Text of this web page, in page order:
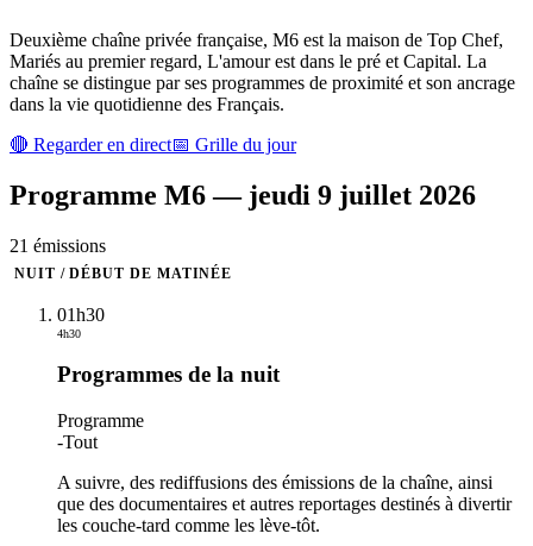
Deuxième chaîne privée française, M6 est la maison de Top Chef,
Mariés au premier regard, L'amour est dans le pré et Capital. La
chaîne se distingue par ses programmes de proximité et son ancrage
dans la vie quotidienne des Français.
🔴 Regarder en direct📅 Grille du jour
Programme M6— jeudi 9 juillet 2026
21 émissions
NUIT / DÉBUT DE MATINÉE
01h30
4h30
Programmes de la nuit
Programme
-Tout
A suivre, des rediffusions des émissions de la chaîne, ainsi
que des documentaires et autres reportages destinés à divertir
les couche-tard comme les lève-tôt.